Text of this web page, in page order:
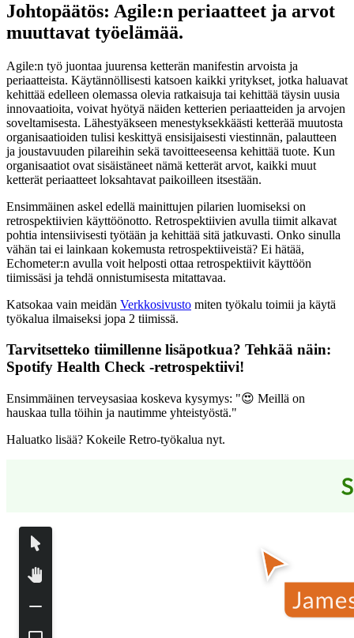
Johtopäätös: Agile:n periaatteet ja arvot
muuttavat työelämää.
Agile:n työ juontaa juurensa ketterän manifestin arvoista ja
periaatteista. Käytännöllisesti katsoen kaikki yritykset, jotka haluavat
kehittää edelleen olemassa olevia ratkaisuja tai kehittää täysin uusia
innovaatioita, voivat hyötyä näiden ketterien periaatteiden ja arvojen
soveltamisesta. Lähestyäkseen menestyksekkäästi ketterää muutosta
organisaatioiden tulisi keskittyä ensisijaisesti viestinnän, palautteen
ja joustavuuden pilareihin sekä tavoitteeseensa kehittää tuote. Kun
organisaatiot ovat sisäistäneet nämä ketterät arvot, kaikki muut
ketterät periaatteet loksahtavat paikoilleen itsestään.
Ensimmäinen askel edellä mainittujen pilarien luomiseksi on
retrospektiivien käyttöönotto. Retrospektiivien avulla tiimit alkavat
pohtia intensiivisesti työtään ja kehittää sitä jatkuvasti. Onko sinulla
vähän tai ei lainkaan kokemusta retrospektiiveistä? Ei hätää,
Echometer:n avulla voit helposti ottaa retrospektiivit käyttöön
tiimissäsi ja tehdä onnistumisesta mitattavaa.
Katsokaa vain meidän Verkkosivusto miten työkalu toimii ja käytä
työkalua ilmaiseksi jopa 2 tiimissä.
Tarvitsetteko tiimillenne lisäpotkua? Tehkää näin:
Spotify Health Check -retrospektiivi!
Ensimmäinen terveysasiaa koskeva kysymys: "😍 Meillä on
hauskaa tulla töihin ja nautimme yhteistyöstä."
Haluatko lisää? Kokeile Retro-työkalua nyt.